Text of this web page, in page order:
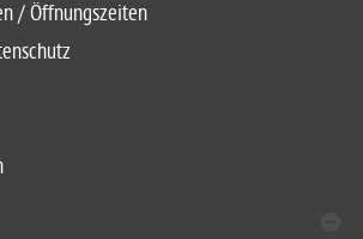
/ Öffnungszeiten